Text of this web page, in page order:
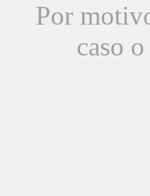
Por
caso